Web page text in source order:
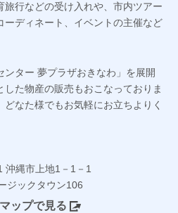
行などの受け入れや、市内ツアー
ーディネート、イベントの主催など
ター 夢プラザおきなわ」を展開
した物産の販売もおこなっておりま
なた様でもお気軽にお立ちよりく
沖縄市上地1－1－1
ジックタウン106
ップで見る